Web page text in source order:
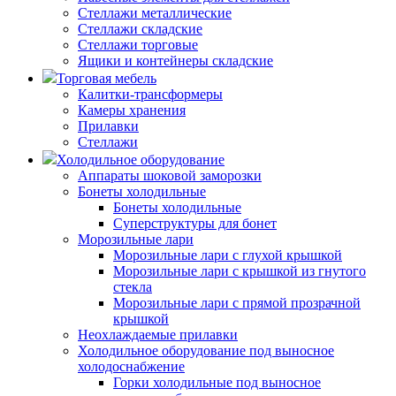
Стеллажи металлические
Стеллажи складские
Стеллажи торговые
Ящики и контейнеры складские
Торговая мебель
Калитки-трансформеры
Камеры хранения
Прилавки
Стеллажи
Холодильное оборудование
Аппараты шоковой заморозки
Бонеты холодильные
Бонеты холодильные
Суперструктуры для бонет
Морозильные лари
Морозильные лари с глухой крышкой
Морозильные лари с крышкой из гнутого
стекла
Морозильные лари с прямой прозрачной
крышкой
Неохлаждаемые прилавки
Холодильное оборудование под выносное
холодоснабжение
Горки холодильные под выносное